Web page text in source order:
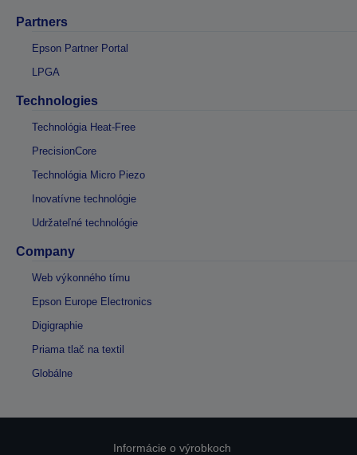
Partners
Epson Partner Portal
LPGA
Technologies
Technológia Heat-Free
PrecisionCore
Technológia Micro Piezo
Inovatívne technológie
Udržateľné technológie
Company
Web výkonného tímu
Epson Europe Electronics
Digigraphie
Priama tlač na textil
Globálne
Informácie o výrobkoch